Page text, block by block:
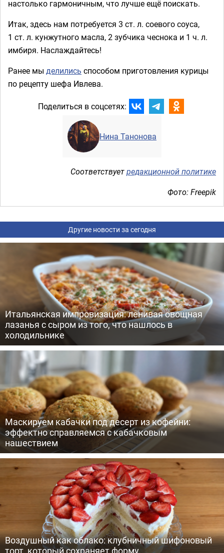
настолько гармоничным, что лучше ещё поискать.
Итак, здесь нам потребуется 3 ст. л. соевого соуса,
1 ст. л. кунжутного масла, 2 зубчика чеснока и 1 ч. л.
имбиря. Наслаждайтесь!
Ранее мы делились способом приготовления курицы
по рецепту шефа Ивлева.
Поделиться в соцсетях:
Нина Танонова
Соответствуетредакционной политике
Фото: Freepik
Другие новости за сегодня
Итальянская импровизация: ленивая овощная
лазанья с сыром из того, что нашлось в
холодильнике
Маскируем кабачки под десерт из кофейни:
эффектно справляемся с кабачковым
нашествием
Воздушный как облако: клубничный шифоновый
торт, который сохраняет форму